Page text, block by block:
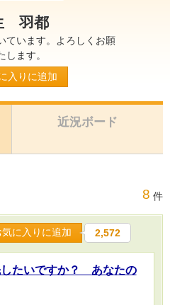
羽都
ています。よろしくお願
します。
入りに追加
近況ボード
8 件
気に入りに追加 2,572
したいですか？ あなたの